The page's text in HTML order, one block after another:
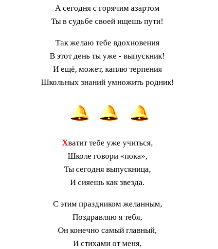
А сегодня с горячим азартом
Ты в судьбе своей ищешь пути!
Так желаю тебе вдохновения
В этот день ты уже - выпускник!
И ещё, может, каплю терпения
Школьных знаний умножить родник!
Хватит тебе уже учиться,
Школе говори «пока»,
Ты сегодня выпускница,
И сияешь как звезда.
С этим праздником желанным,
Поздравляю я тебя,
Он конечно самый главный,
И стихами от меня,